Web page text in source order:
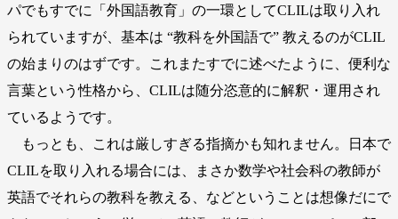
パでもすでに「外国語教育」の一環としてCLILは取り入れ
られていますが、基本は “教科を外国語で” 教えるのがCLIL
の始まりのはずです。これまたすでに述べたように、便利な
言葉という性格から、CLILは随分恣意的に解釈・運用され
ているようです。
もっとも、これは厳しすぎる指摘かも知れません。日本で
CLILを取り入れる場合には、まさか数学や社会科の教師が
英語でそれらの教科を教える、などということは想像だにで